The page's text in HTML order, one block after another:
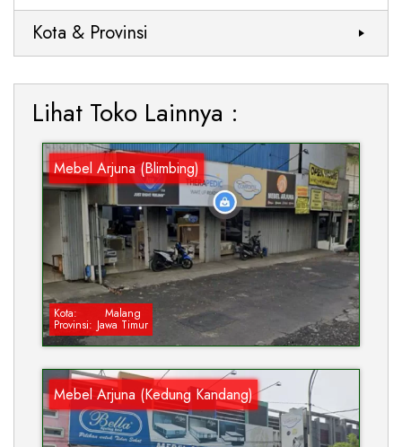
Kota & Provinsi
Lihat Toko Lainnya :
Mebel Arjuna (Blimbing)
Kota: Malang
Provinsi: Jawa Timur
Mebel Arjuna (Kedung Kandang)